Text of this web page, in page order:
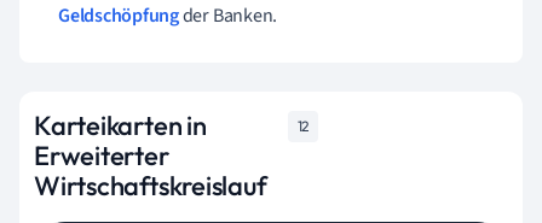
Geldschöpfungder Banken.
Karteikarten in
Erweiterter
Wirtschaftskreislauf
12